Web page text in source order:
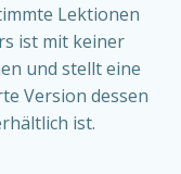
Lektionen
ist mit keiner
und stellt eine
Version dessen
ist.